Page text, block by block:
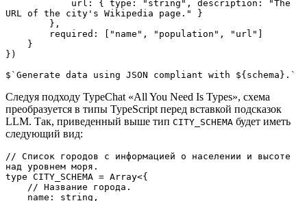
URL of the city's Wikipedia page." }
})
$`Generate data using JSON compliant with ${schema}.`
Следуя подходу TypeChat «All You Need Is Types», схема
преобразуется в типы TypeScript перед вставкой подсказок
LLM. Так, приведенный выше тип CITY_SCHEMA будет иметь
следующий вид:
// Список городов с информацией о населении и высоте
над уровнем моря.
type CITY_SCHEMA = Array<{